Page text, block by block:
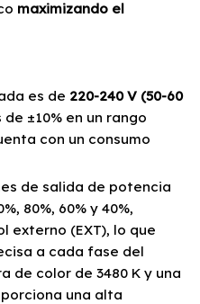
maximizando el
es de 220-240 V (50-60
±10% en un rango
con un consumo
de salida de potencia
80%, 60% y 40%,
externo (EXT), lo que
a cada fase del
de color de 3480 K y una
una alta